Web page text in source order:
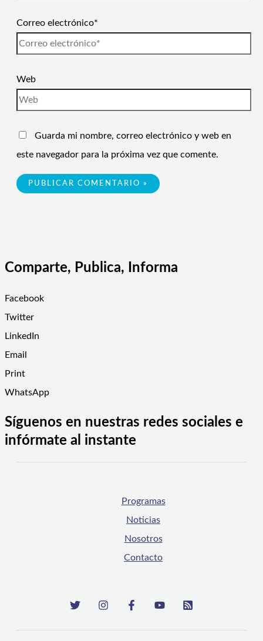
Correo electrónico*
Web
Guarda mi nombre, correo electrónico y web en
este navegador para la próxima vez que comente.
Comparte, Publica, Informa
Facebook
Twitter
LinkedIn
Email
Print
WhatsApp
Síguenos en nuestras redes sociales e
infórmate al instante
Programas
Noticias
Nosotros
Contacto